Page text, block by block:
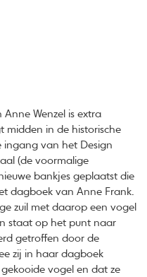
Wenzel is extra
midden in de historische
ingang van het Design
(de voormalige
bankjes geplaatst die
dagboek van Anne Frank.
zuil met daarop een vogel
staat op het punt naar
getroffen door de
zij in haar dagboek
vogel en dat ze